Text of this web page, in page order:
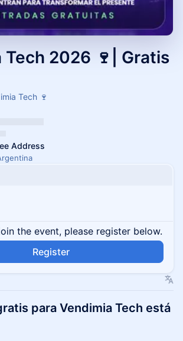
Tech 2026 🍷| Gratis
Tech 🍷
Address
the event, please register below.
Register
para Vendimia Tech está